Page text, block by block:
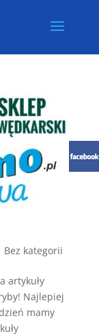
Bez kategorii
artykuły
Najlepiej
mamy